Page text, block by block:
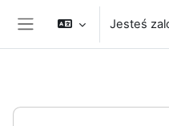
Przejdź do głównej zawartości
Panel boczny
Jesteś